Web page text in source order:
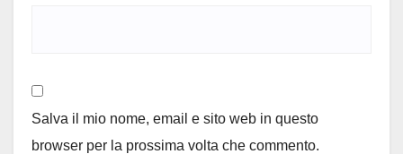
Salva il mio nome, email e sito web in questo
browser per la prossima volta che commento.